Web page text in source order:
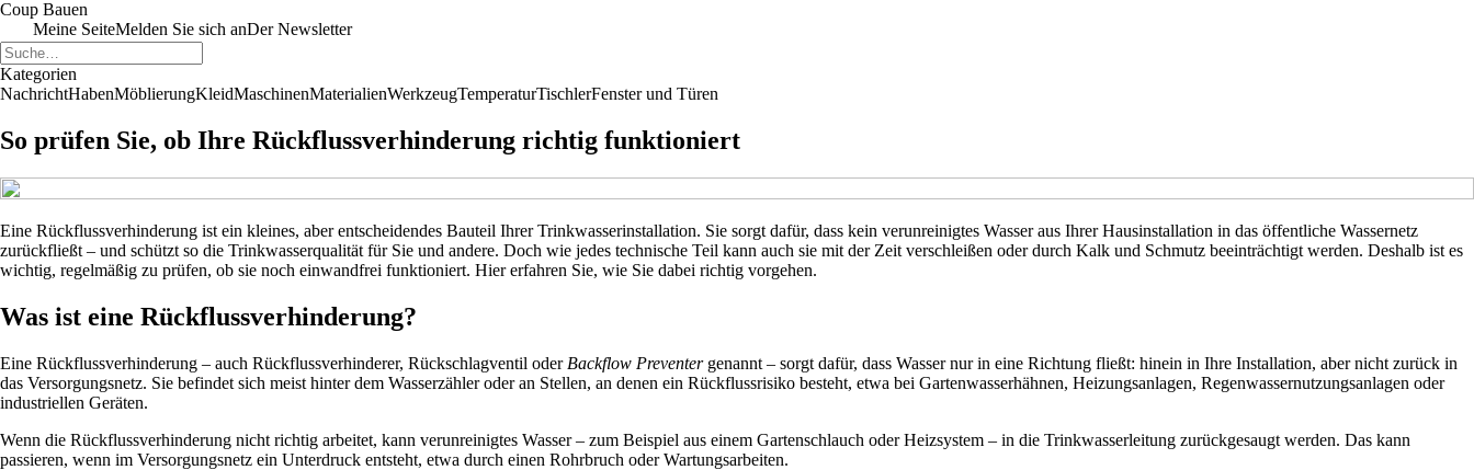
Coup Bauen
Meine SeiteMelden Sie sich anDer Newsletter
Kategorien
NachrichtHabenMöblierungKleidMaschinenMaterialienWerkzeugTemperaturTischlerFenster und Türen
So prüfen Sie, ob Ihre Rückflussverhinderung richtig funktioniert
Eine Rückflussverhinderung ist ein kleines, aber entscheidendes Bauteil Ihrer Trinkwasserinstallation. Sie sorgt dafür, dass kein verunreinigtes Wasser aus Ihrer Hausinstallation in das öffentliche Wassernetz
zurückfließt – und schützt so die Trinkwasserqualität für Sie und andere. Doch wie jedes technische Teil kann auch sie mit der Zeit verschleißen oder durch Kalk und Schmutz beeinträchtigt werden. Deshalb ist es
wichtig, regelmäßig zu prüfen, ob sie noch einwandfrei funktioniert. Hier erfahren Sie, wie Sie dabei richtig vorgehen.
Was ist eine Rückflussverhinderung?
Eine Rückflussverhinderung – auch Rückflussverhinderer, Rückschlagventil oder Backflow Preventergenannt – sorgt dafür, dass Wasser nur in eine Richtung fließt: hinein in Ihre Installation, aber nicht zurück in
das Versorgungsnetz. Sie befindet sich meist hinter dem Wasserzähler oder an Stellen, an denen ein Rückflussrisiko besteht, etwa bei Gartenwasserhähnen, Heizungsanlagen, Regenwassernutzungsanlagen oder
industriellen Geräten.
Wenn die Rückflussverhinderung nicht richtig arbeitet, kann verunreinigtes Wasser – zum Beispiel aus einem Gartenschlauch oder Heizsystem – in die Trinkwasserleitung zurückgesaugt werden. Das kann
passieren, wenn im Versorgungsnetz ein Unterdruck entsteht, etwa durch einen Rohrbruch oder Wartungsarbeiten.